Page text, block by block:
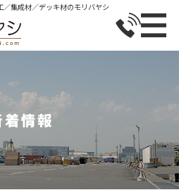
集成材／デッキ材のモリバヤシ
着情報